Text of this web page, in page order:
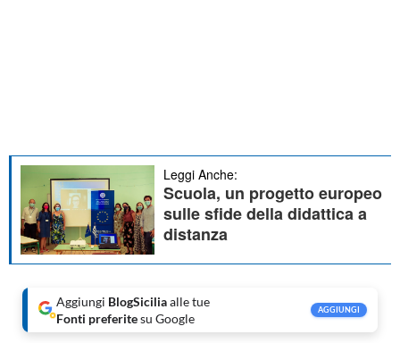
Leggi Anche:
Scuola, un progetto europeo
sulle sfide della didattica a
distanza
Aggiungi BlogSiciliaalle tue
Fonti preferitesu Google
AGGIUNGI